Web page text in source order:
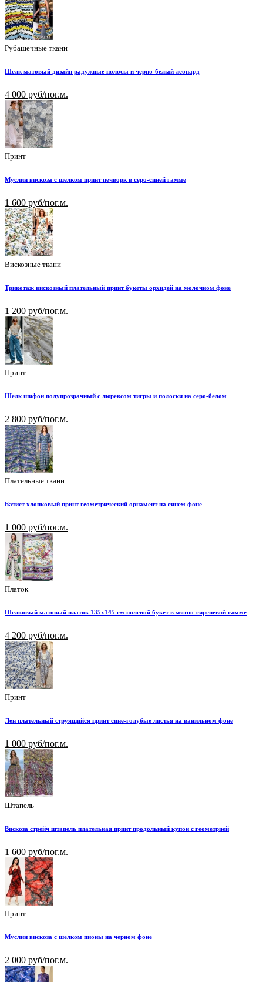
Рубашечные ткани
Шелк матовый дизайн радужные полосы и черно-белый леопард
4 000 руб/пог.м.
Принт
Муслин вискоза с шелком принт печворк в серо-синей гамме
1 600 руб/пог.м.
Вискозные ткани
Трикотаж вискозный плательный принт букеты орхидей на молочном фоне
1 200 руб/пог.м.
Принт
Шелк шифон полупрозрачный с люрексом тигры и полоски на серо-белом
2 800 руб/пог.м.
Плательные ткани
Батист хлопковый принт геометрический орнамент на синем фоне
1 000 руб/пог.м.
Платок
Шелковый матовый платок 135х145 см полевой букет в мятно-сиреневой гамме
4 200 руб/пог.м.
Принт
Лен плательный струящийся принт сине-голубые листья на ванильном фоне
1 000 руб/пог.м.
Штапель
Вискоза стрейч штапель плательная принт продольный купон с геометрией
1 600 руб/пог.м.
Принт
Муслин вискоза с шелком пионы на черном фоне
2 000 руб/пог.м.